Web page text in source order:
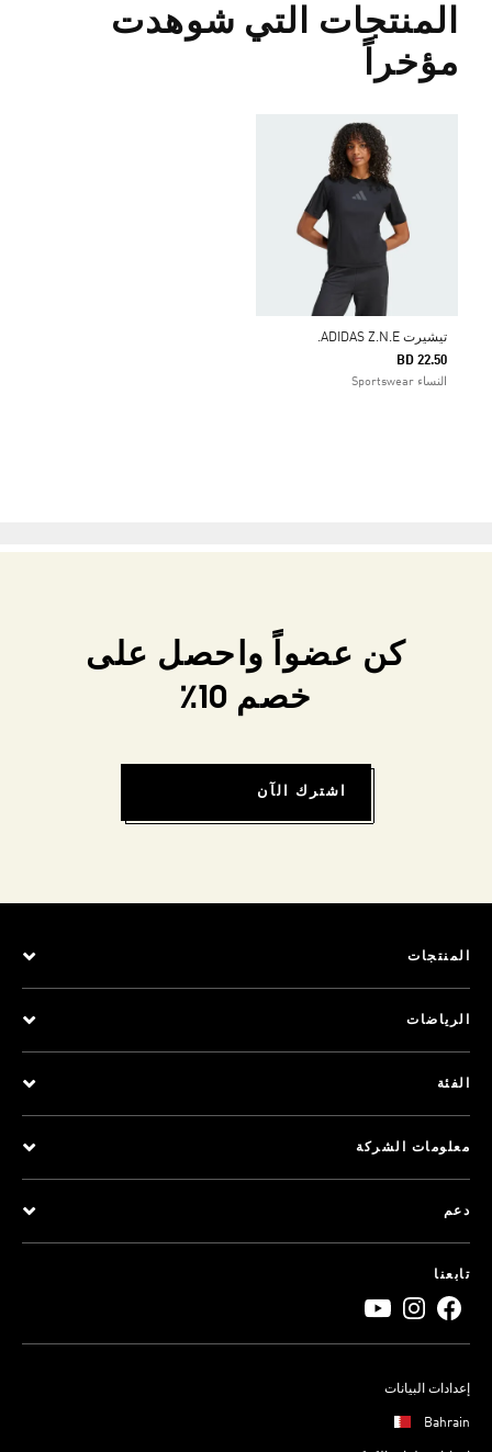
المنتجات التي شوهدت
مؤخراً
تيشيرت ADIDAS Z.N.E.
BD 22.50
النساء Sportswear
كن عضواً واحصل على
خصم 10٪
اشترك الآن
المنتجات
الرياضات
الفئة
معلومات الشركة
دعم
تابعنا
إعدادات البيانات
Bahrain